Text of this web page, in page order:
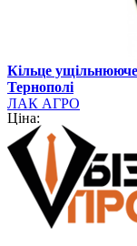
Кільце
Тернополі
ЛАК АГРО
Ціна: